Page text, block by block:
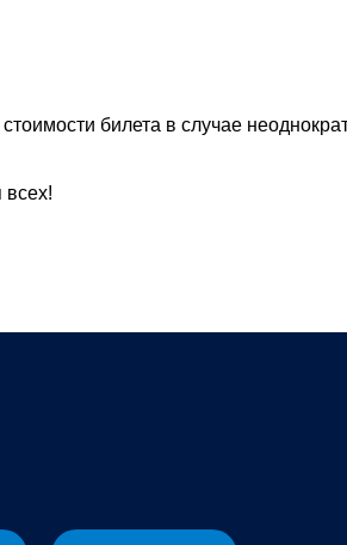
билета в случае